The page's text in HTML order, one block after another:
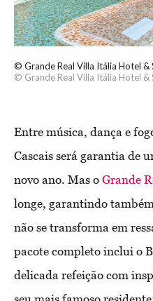
© Grande Real Villa Itália Hotel &
© Grande Real Villa Itália Hotel &
Entre música, dança e
Cascais será garantia de
novo ano. Mas o Grande
longe, garantindo
não se transforma em
pacote completo inclui o
delicada refeição com